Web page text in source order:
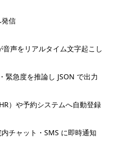
信
声をリアルタイム文字起こし
緊急度を推論し JSON で出力
）や予約システムへ自動登録
チャット・SMS に即時通知